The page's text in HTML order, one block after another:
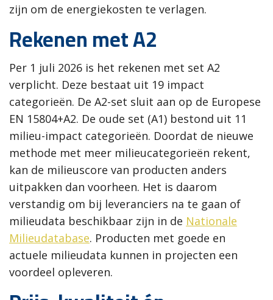
zijn om de energiekosten te verlagen.
Rekenen met A2
Per 1 juli 2026 is het rekenen met set A2
verplicht. Deze bestaat uit 19 impact
categorieën. De A2-set sluit aan op de Europese
EN 15804+A2. De oude set (A1) bestond uit 11
milieu-impact categorieën. Doordat de nieuwe
methode met meer milieucategorieën rekent,
kan de milieuscore van producten anders
uitpakken dan voorheen. Het is daarom
verstandig om bij leveranciers na te gaan of
milieudata beschikbaar zijn in de Nationale
Milieudatabase. Producten met goede en
actuele milieudata kunnen in projecten een
voordeel opleveren.